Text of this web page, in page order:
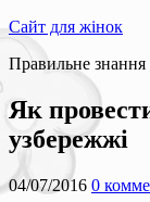
Сайт для жінок
Правильне знання
Як
узбережжі
04/07/2016 0